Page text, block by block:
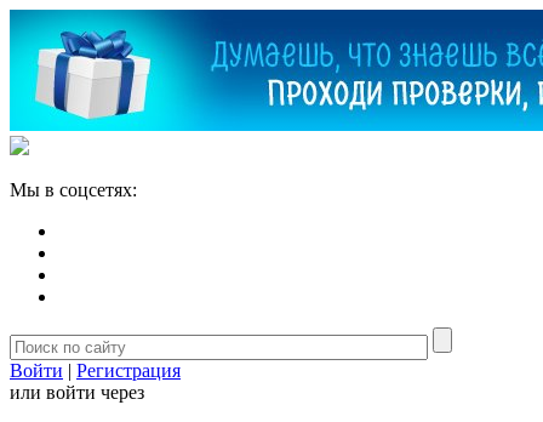
Мы в соцсетях:
Войти | Регистрация
или войти через